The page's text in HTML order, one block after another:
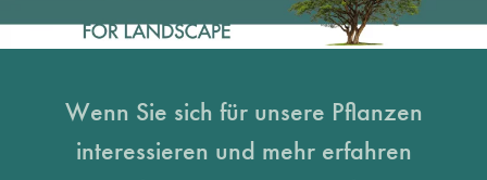
Wenn Sie sich für unsere Pflanzen
interessieren und mehr erfahren